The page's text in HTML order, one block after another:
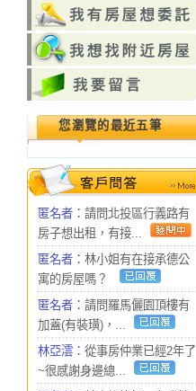
您瀏覽的最近五筆
匿名者： 請問北投區行義路有
房子想出租，有接...
匿名者： 林小姐有在接承德公
寓的房屋嗎？
匿名者： 請問羅馬儷園頂樓有
加蓋(有裝璜)，...
林亞澐： 從事房仲業已經2年了
~很感謝身邊總...